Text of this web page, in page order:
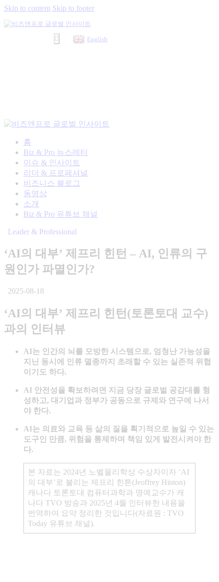
Skip to content Skip to footer
English
홈
Biz & Pro 뉴스레터
이슈 & 인사이트
리더 & 프로페셔널
비즈니스 블로그
동영상
소개
Biz & Pro 유튜브 채널
Leader & Professional
‘AI의 대부’ 제프리 힌턴 – AI, 인류의 구
원인가 파멸인가?
2025-08-18
‘AI의 대부’ 제프리 힌턴(토론토대 교수)
과의 인터 뷰
AI는 인간의 뇌를 모방한 시스템으로, 엄청난 가능성을
지닌 동시에 인류 멸종까지 초래할 수 있는 실존적 위협
이기도 하다.
AI 안전성을 확보하려면 지금 당장 글로벌 공감대를 형
성하고, 대기업과 정부가 공동으로 규제와 연구에 나서
야 한다.
AI는 의료와 교육 등 삶의 질을 획기적으로 높일 수 있는
도구인 만큼, 위험을 통제하며 책임 있게 발전시켜야 한
다.
본 자료는 2024년 노벨물리학상 수상자이자 ‘AI
의 대부’로 불리는 제프리 힌튼(Jeoffrey Hinton)
캐나다 토론토대 컴퓨터과학과 명예교수가 캐
나다 TVO 방송과 2025년 4월 인터뷰한 내용을
번역하여 요약 정리한 것입니다(자료원 : TVO
Today 유튜브 채널).